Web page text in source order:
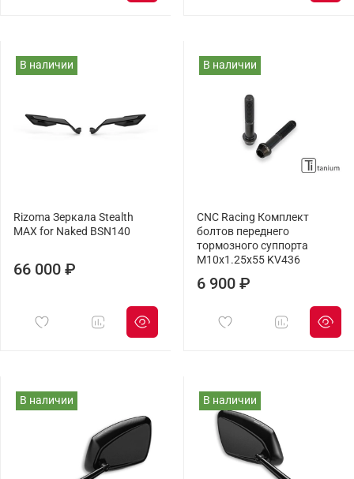
В наличии
Rizoma Зеркала Stealth
MAX for Naked BSN140
66 000 ₽
В наличии
CNC Racing Комплект
болтов переднего
тормозного суппорта
M10x1.25x55 KV436
6 900 ₽
В наличии В наличии